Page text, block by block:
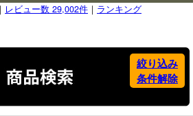
レビュー数 29,002件 ｜ ランキング
絞り込み
条件解除